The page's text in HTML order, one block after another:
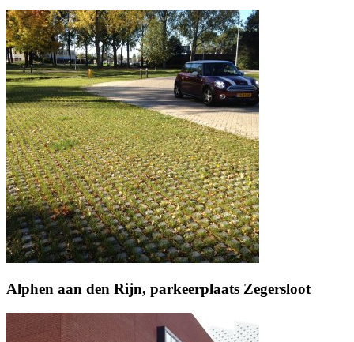
Alphen aan den Rijn, parkeerplaats Zegersloot